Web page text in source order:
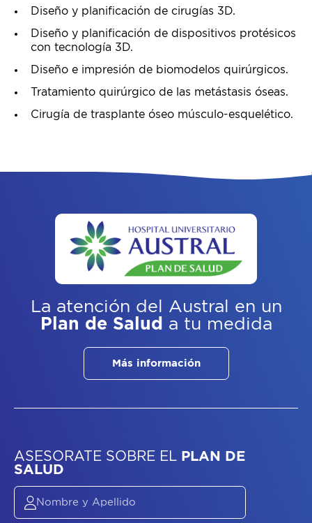
Diseño y planificación de cirugías 3D.
Diseño y planificación de dispositivos protésicos
con tecnología 3D.
Diseño e impresión de biomodelos quirúrgicos.
Tratamiento quirúrgico de las metástasis óseas.
Cirugía de trasplante óseo músculo-esquelético.
La atención del Austral
en un
Plan de Salud a tu medida
Más información